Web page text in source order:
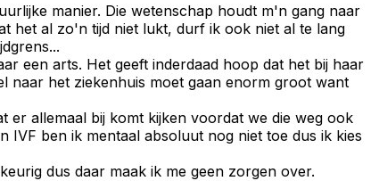
manier. Die wetenschap houdt m'n gang naar
het al zo'n tijd niet lukt, durf ik ook niet al te lang
een arts. Het geeft inderdaad hoop dat het bij haar
naar het ziekenhuis moet gaan enorm groot want
er allemaal bij komt kijken voordat we die weg ook
IVF ben ik mentaal absoluut nog niet toe dus ik kies
dus daar maak ik me geen zorgen over.